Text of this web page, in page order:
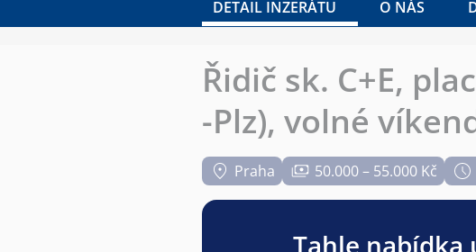
DETAIL INZERÁTU O NÁS
Řidič sk. C+E,
-Plz), volné
Praha 50.000 – 55.000 Kč
Tahle nabídka